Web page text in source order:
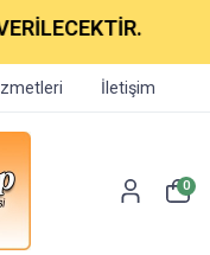
İletişim
0